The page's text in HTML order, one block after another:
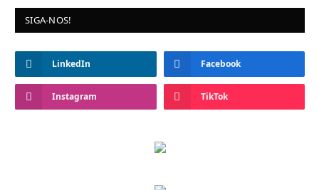
SIGA-NOS!
LinkedIn Facebook
Instagram TikTok